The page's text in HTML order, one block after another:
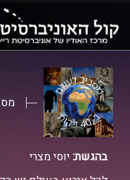
התפריט
הראשי
התוכן
הראשי
בהגשת:יוסי מצרי